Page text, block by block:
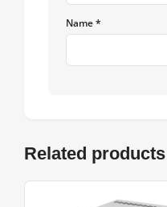
Name *
Related products